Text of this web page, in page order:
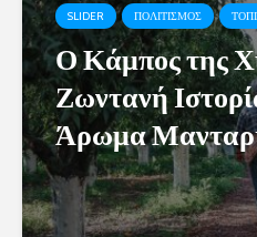
SLIDER ΠΟΛΙΤΙΣΜΟΣ
Ο Κάμπος της
Ζωντανή
Άρωμα